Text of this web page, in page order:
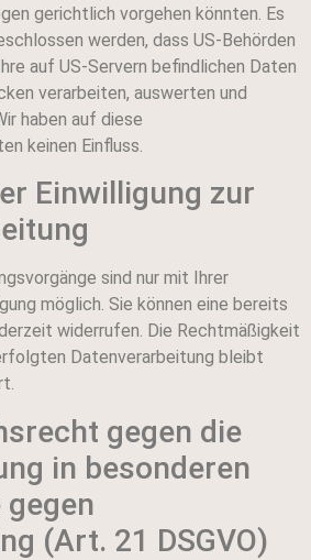
gerichtlich vorgehen könnten. Es
werden, dass US-Behörden
auf US-Servern befindlichen Daten
verarbeiten, auswerten und
haben auf diese
keinen Einfluss.
Einwilligung zur
sind nur mit Ihrer
möglich. Sie können eine bereits
widerrufen. Die Rechtmäßigkeit
Datenverarbeitung bleibt
gegen die
in besonderen
gegen
(Art. 21 DSGVO)